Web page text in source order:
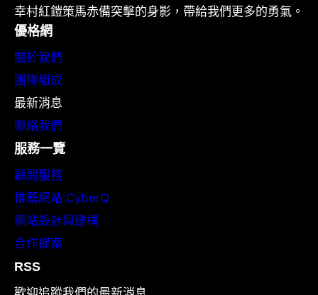
幸村紅鎧策馬赤備突擊的身影，帶給我們更多的勇氣。
優格網
關於我們
團隊組成
最新消息
聯絡我們
服務一覽
顧問服務
推薦網站:CyberQ
網站設計與建構
合作提案
RSS